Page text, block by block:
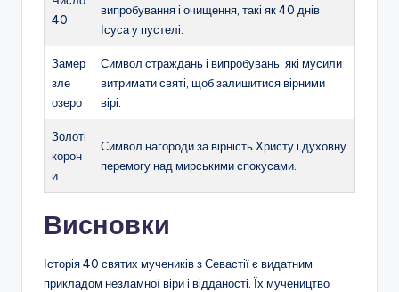
40
випробування і очищення, такі як 40 днів
Ісуса у пустелі.
Замер
зле
озеро
Символ страждань і випробувань, які мусили
витримати святі, щоб залишитися вірними
вірі.
Золоті
корон
и
Символ нагороди за вірність Христу і духовну
перемогу над мирськими спокусами.
Висновки
Історія 40 святих мучеників з Севастії є видатним
прикладом незламної віри і відданості. Їх мучеництво